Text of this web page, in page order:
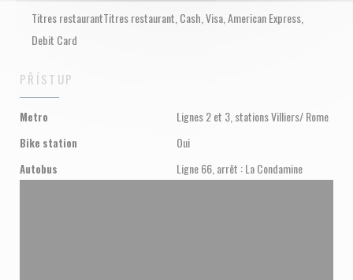
Titres restaurantTitres restaurant, Cash, Visa, American Express,
Debit Card
PŘÍSTUP
Metro Lignes 2 et 3, stations Villiers/ Rome
Bike station Oui
Autobus Ligne 66, arrêt : La Condamine